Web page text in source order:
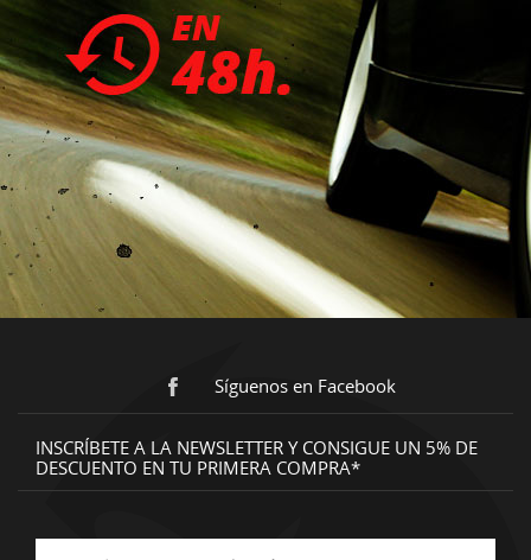
Síguenos en Facebook
INSCRÍBETE A LA NEWSLETTER Y CONSIGUE UN 5% DE
DESCUENTO EN TU PRIMERA COMPRA*